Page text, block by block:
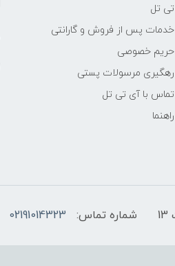
تی تل
خدمات پس از فروش و گارانتی
حریم خصوصی
رهگیری مرسولات پستی
تماس با آی تی تل
راهنما
شماره تماس: 02191014323